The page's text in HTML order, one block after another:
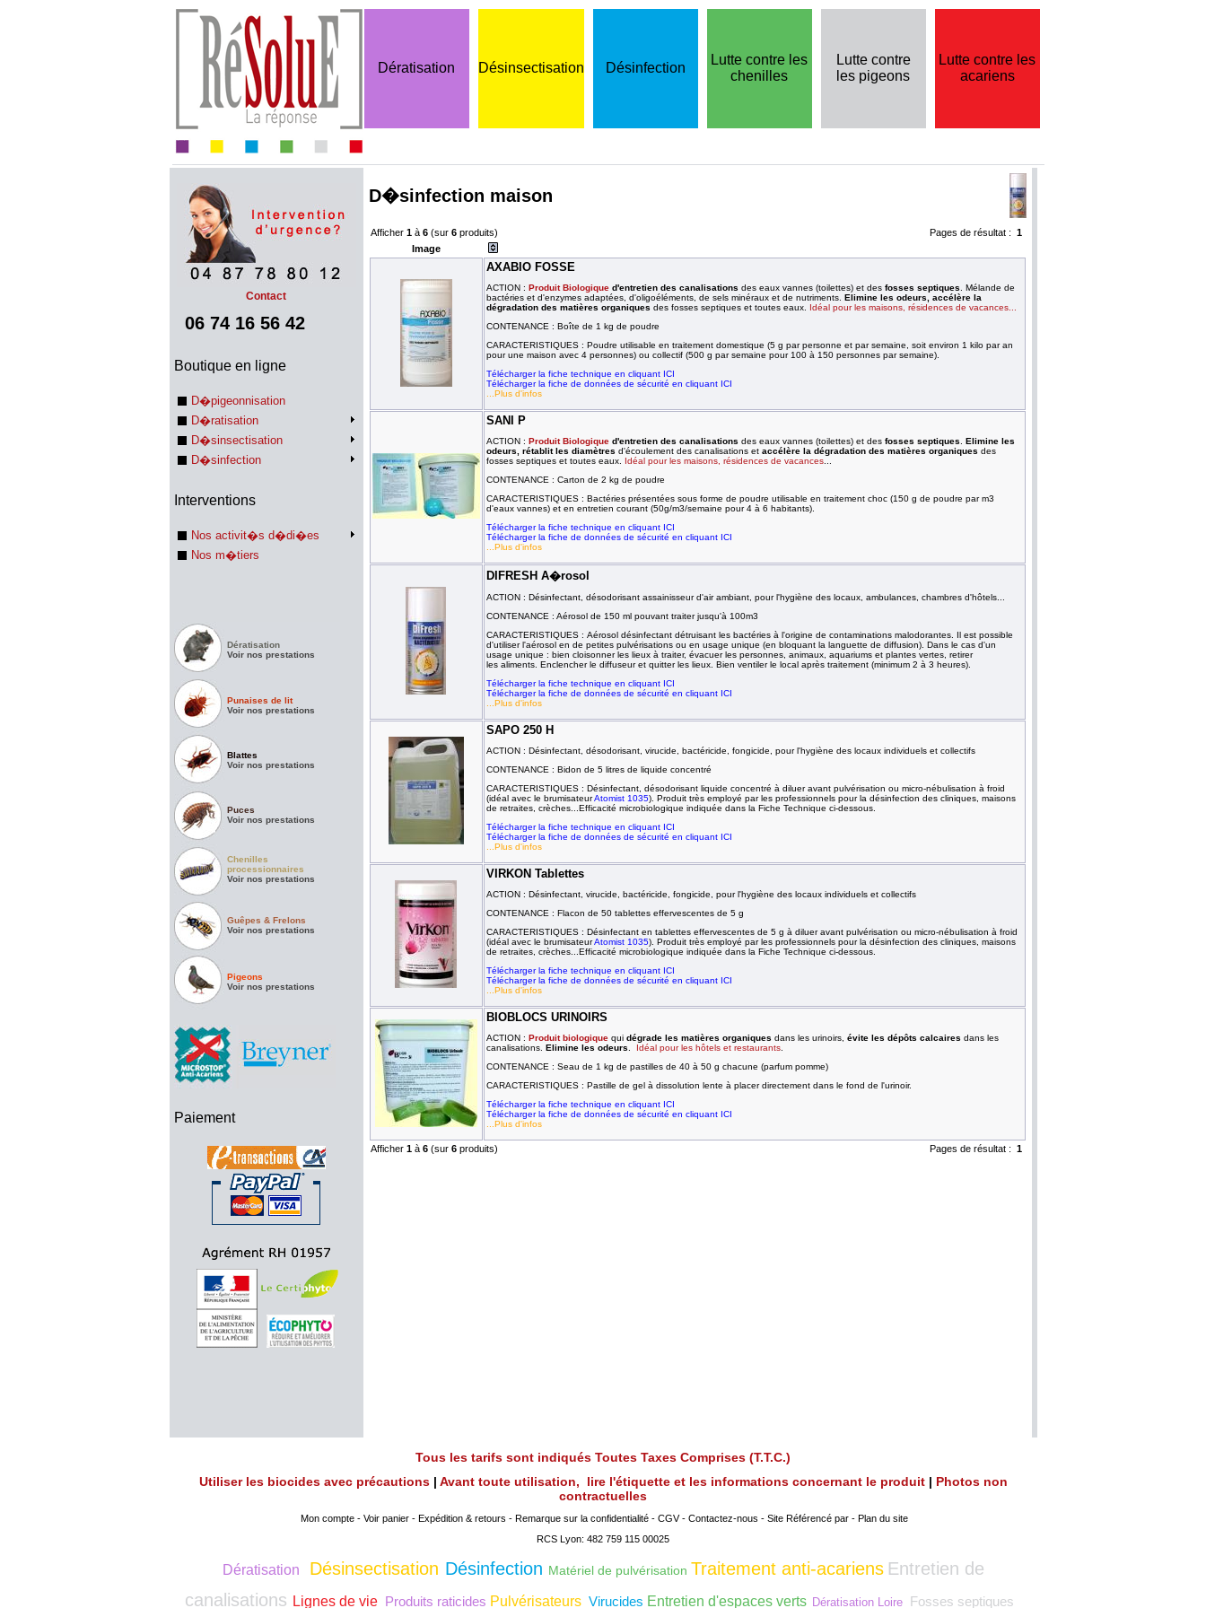
Dératisation Désinsectisation Désinfection
Lutte contre les
chenilles
Lutte contre
les pigeons
Lutte contre les
acariens
Contact
06 74 16 56 42
Boutique en ligne
D�pigeonnisation
D�ratisation
D�sinsectisation
D�sinfection
Interventions
Nos activit�s d�di�es
Nos m�tiers
Dératisation
Voir nos prestations
Punaises de lit
Voir nos prestations
Blattes
Voir nos prestations
Puces
Voir nos prestations
Chenilles
processionnaires
Voir nos prestations
Guêpes & Frelons
Voir nos prestations
Pigeons
Voir nos prestations
Paiement
D�sinfection maison
Afficher 1à 6(sur 6produits) Pages de résultat : 1
Image
AXABIO FOSSE
ACTION : Produit Biologique d'entretien des canalisations des eaux vannes (toilettes) et des fosses septiques . Mélande de
bactéries et d'enzymes adaptées, d'oligoéléments, de sels minéraux et de nutriments. Elimine les odeurs, accélère la
dégradation des matières organiques des fosses septiques et toutes eaux.
Idéal pour les maisons, résidences de vacances...
CONTENANCE : Boîte de 1 kg de poudre
CARACTERISTIQUES : Poudre utilisable en traitement domestique (5 g par personne et par semaine, soit environ 1 kilo par an
pour une maison avec 4 personnes) ou collectif (500 g par semaine pour 100 à 150 personnes par semaine).
Télécharger la fiche technique en cliquant ICI
Télécharger la fiche de données de sécurité en cliquant ICI
...Plus d'infos
SANI P
ACTION : Produit Biologique d'entretien des canalisations des eaux vannes (toilettes) et des fosses septiques
Elimine les
odeurs, rétablit les diamètres d'écoulement des canalisations et accélère la dégradation des matières organiques des
fosses septiques et toutes eaux.
Idéal pour les maisons, résidences de vacances...
CONTENANCE : Carton de 2 kg de poudre
CARACTERISTIQUES : Bactéries présentées sous forme de poudre utilisable en traitement choc (150 g de poudre par m3
d'eaux vannes) et en entretien courant (50g/m3/semaine pour 4 à 6 habitants).
Télécharger la fiche technique en cliquant ICI
Télécharger la fiche de données de sécurité en cliquant ICI
...Plus d'infos
DIFRESH A�rosol
ACTION : Désinfectant, désodorisant assainisseur d'air ambiant, pour l'hygiène des locaux, ambulances, chambres d'hôtels...
CONTENANCE : Aérosol de 150 ml pouvant traiter jusqu'à 100m3
CARACTERISTIQUES : Aérosol désinfectant détruisant les bactéries à l'origine de contaminations malodorantes. Il est possible
d'utiliser l'aérosol en de petites pulvérisations ou en usage unique (en bloquant la languette de diffusion). Dans le cas d'un
usage unique : bien cloisonner les lieux à traiter, évacuer les personnes, animaux, aquariums et plantes vertes, retirer
les aliments. Enclencher le diffuseur et quitter les lieux. Bien ventiler le local après traitement (minimum 2 à 3 heures).
Télécharger la fiche technique en cliquant ICI
Télécharger la fiche de données de sécurité en cliquant ICI
...Plus d'infos
SAPO 250 H
ACTION : Désinfectant, désodorisant, virucide, bactéricide, fongicide, pour l'hygiène des locaux individuels et collectifs
CONTENANCE : Bidon de 5 litres de liquide concentré
CARACTERISTIQUES : Désinfectant, désodorisant liquide concentré à diluer avant pulvérisation ou micro-nébulisation à froid
(idéal avec le brumisateurAtomist 1035). Produit très employé par les professionnels pour la désinfection des cliniques, maisons
de retraites, crèches...Efficacité microbiologique indiquée dans la Fiche Technique ci-dessous.
Télécharger la fiche technique en cliquant ICI
Télécharger la fiche de données de sécurité en cliquant ICI
...Plus d'infos
VIRKON Tablettes
ACTION : Désinfectant, virucide, bactéricide, fongicide, pour l'hygiène des locaux individuels et collectifs
CONTENANCE : Flacon de 50 tablettes effervescentes de 5 g
CARACTERISTIQUES : Désinfectant en tablettes effervescentes de 5 g à diluer avant pulvérisation ou micro-nébulisation à froid
(idéal avec le brumisateurAtomist 1035). Produit très employé par les professionnels pour la désinfection des cliniques, maisons
de retraites, crèches...Efficacité microbiologique indiquée dans la Fiche Technique ci-dessous.
Télécharger la fiche technique en cliquant ICI
Télécharger la fiche de données de sécurité en cliquant ICI
...Plus d'infos
BIOBLOCS URINOIRS
ACTION : Produit biologiquequi dégrade les matières organiques dans les urinoirs, évite les dépôts calcaires dans les
canalisations. Elimine les odeurs Idéal pour les hôtels et restaurants.
CONTENANCE : Seau de 1 kg de pastilles de 40 à 50 g chacune (parfum pomme)
CARACTERISTIQUES : Pastille de gel à dissolution lente à placer directement dans le fond de l'urinoir.
Télécharger la fiche technique en cliquant ICI
Télécharger la fiche de données de sécurité en cliquant ICI
...Plus d'infos
Afficher 1à 6(sur 6produits) Pages de résultat : 1
Tous les tarifs sont indiqués Toutes Taxes Comprises (T.T.C.)
Utiliser les biocides avec précautions | Avant toute utilisation, lire l'étiquette et les informations concernant le produit | Photos non
contractuelles
Mon compte - Voir panier - Expédition & retours - Remarque sur la confidentialité - CGV- Contactez-nous - Site Référencé par - Plan du site
RCS Lyon: 482 759 115 00025
Dératisation Désinsectisation Désinfection Matériel de pulvérisation Traitement anti-acariens Entretien de
canalisations Lignes de vie Produits raticides Pulvérisateurs Virucides Entretien d'espaces verts Dératisation Loire Fosses septiques